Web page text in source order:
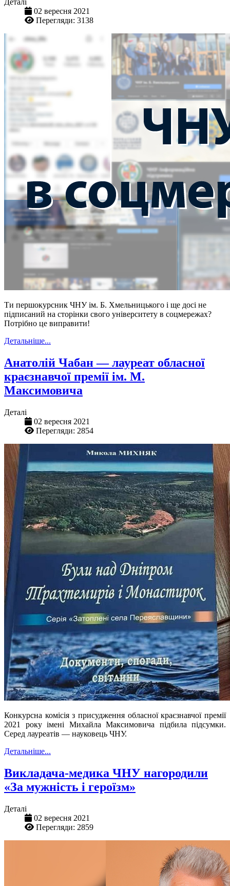
Деталі
02 вересня 2021
Перегляди: 3138
Ти першокурсник ЧНУ ім. Б. Хмельницького і ще досі не
підписаний на сторінки свого університету в соцмережах?
Потрібно це виправити!
Детальніше...
Анатолій Чабан — лауреат обласної
краєзнавчої премії ім. М.
Максимовича
Деталі
02 вересня 2021
Перегляди: 2854
Конкурсна комісія з присудження обласної краєзнавчої премії
2021 року імені Михайла Максимовича підбила підсумки.
Серед лауреатів — науковець ЧНУ.
Детальніше...
Викладача-медика ЧНУ нагородили
«За мужність і героїзм»
Деталі
02 вересня 2021
Перегляди: 2859